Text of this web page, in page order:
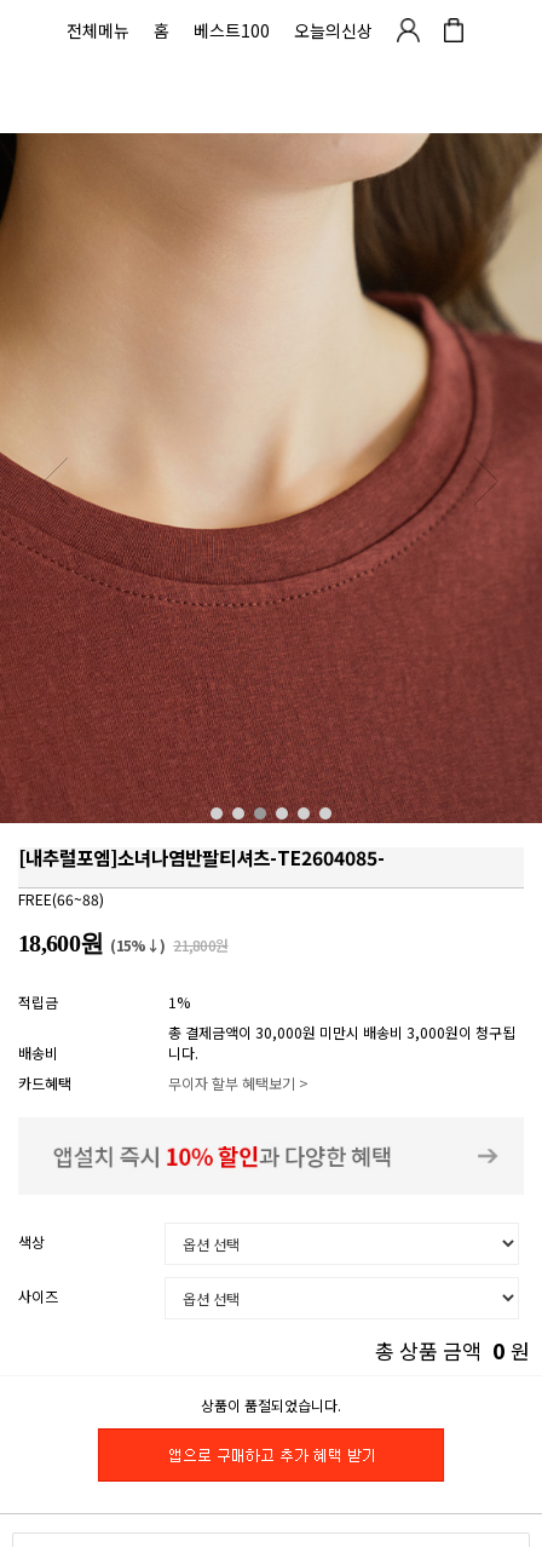
전체메뉴 홈 베스트100 오늘의신상
[내추럴포엠]소녀나염반팔티셔츠-TE2604085-
FREE(66~88)
18,600원 (15%↓) 21,800원
적립금 1%
배송비
총 결제금액이 30,000원 미만시 배송비 3,000원이 청구됩
니다.
카드혜택
무이자 할부 혜택보기 >
색상
사이즈
총 상품 금액 0 원
상품이 품절되었습니다.